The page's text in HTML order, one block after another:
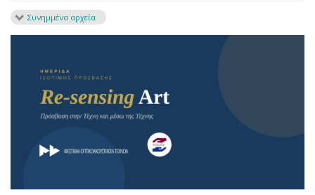
Συνημμένα αρχεία